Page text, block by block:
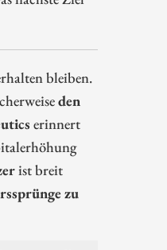
bleiben.
den
erinnert
ist breit
zu